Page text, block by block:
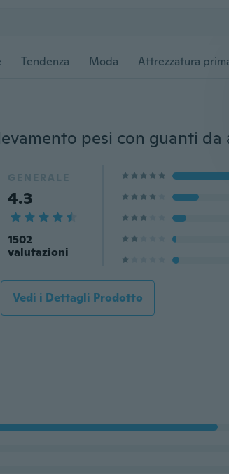
Tendenza Moda Attrezzatura
GENERALE
4.3
1502
valutazioni
Vedi i Dettagli Prodotto